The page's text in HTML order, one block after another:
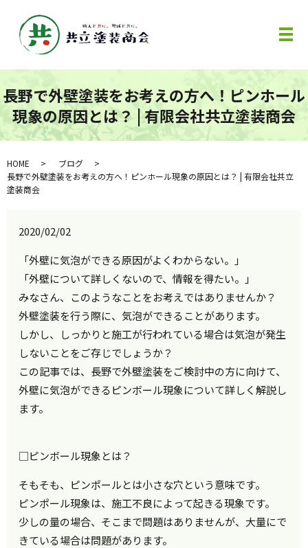
メ
長野で外壁塗装をお考えの方へ！ピンホール
現象の原因とは？ | 有限会社共立塗装商会
HOME
ブログ
長野で外壁塗装をお考えの方へ！ピンホール現象の原因とは？ | 有限会社共立
塗装商会
2020/02/02
「外壁に気泡ができる原因がよくわからない。」
「外壁について詳しくないので、情報を得たい。」
みなさん、このようなことをお考えではありませんか？
外壁塗装を行う際に、気泡ができることがあります。
しかし、しっかりと施工が行われている場合は気泡が発生
しないことをご存じでしょうか？
この記事では、長野で外壁塗装をご検討中の方に向けて、
外壁に気泡ができるピンボール現象について詳しく解説し
ます。
□ピンボール現象とは？
そもそも、ピンポールとは小さな穴という意味です。
ピンポール現象は、施工不良によって起きる現象です。
少しの量の場合、そこまで問題はありませんが、大量にで
きている場合は問題があります。